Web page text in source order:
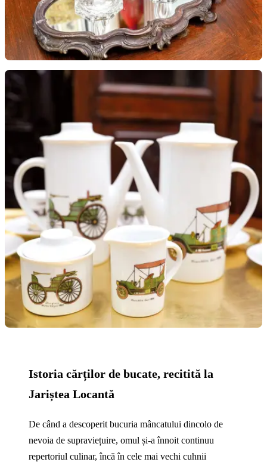
Istoria cărților de bucate, recitită la
Jariștea Locantă
De când a descoperit bucuria mâncatului dincolo de
nevoia de supraviețuire, omul și‑a înnoit continuu
repertoriul culinar, încă în cele mai vechi cuhnii